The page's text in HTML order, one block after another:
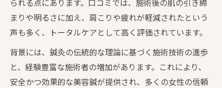
られる点にあります。口コミでは、施術後の肌の引き締
まりや明るさに加え、肩こりや疲れが軽減されたという
声も多く、トータルケアとして高く評価されています。
背景には、鍼灸の伝統的な理論に基づく施術技術の進歩
と、経験豊富な施術者の増加があります。これにより、
安全かつ効果的な美容鍼が提供され、多くの女性の信頼